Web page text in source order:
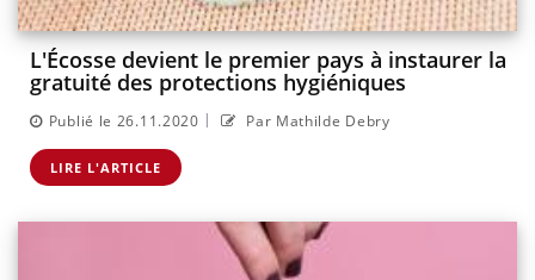
L'Écosse devient le premier pays à instaurer la
gratuité des protections hygiéniques
Publié le 26.11.2020 | Par Mathilde Debry
LIRE L'ARTICLE